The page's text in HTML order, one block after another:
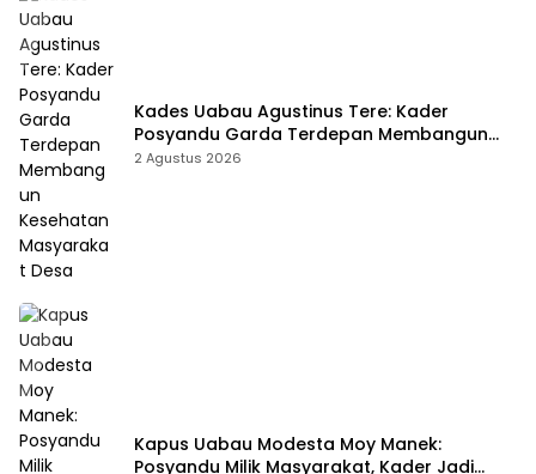
Kades Uabau Agustinus Tere: Kader
Posyandu Garda Terdepan Membangun
Kesehatan Masyarakat Desa
2 Agustus 2026
Kapus Uabau Modesta Moy Manek:
Posyandu Milik Masyarakat, Kader Jadi